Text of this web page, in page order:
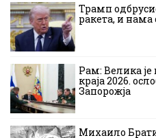
Трамп
ракета, и нама
Рам: Велика
краја 2026.
Запорожја
Михаило